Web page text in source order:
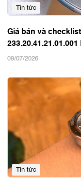
Tin tức
Giá bán và
09/07/2026
Tin tức